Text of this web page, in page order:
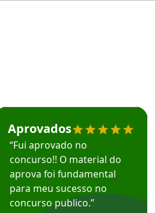
em depoimento
Mário recomenda o Aprova
Aprovados
“Fui aprovado no
concurso!! O material do
aprova foi fundamental
para meu sucesso no
concurso publico.”